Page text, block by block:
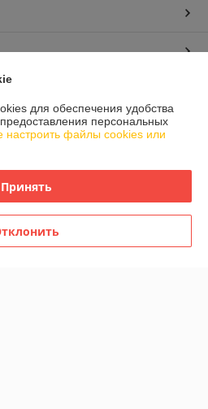
для обеспечения удобства
персональных
настроить файлы cookies или
Принять